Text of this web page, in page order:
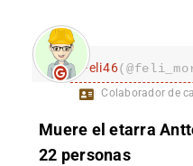
Feli46
Colaborador de
Muere el etarra
22 personas